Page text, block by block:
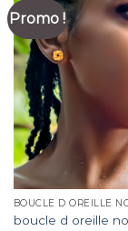
Promo !
BOUCLE D OREILLE
boucle d oreille